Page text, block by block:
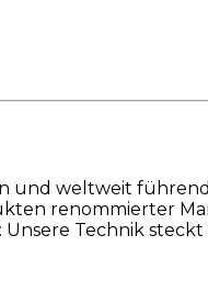
und weltweit
renommierter
Unsere Technik